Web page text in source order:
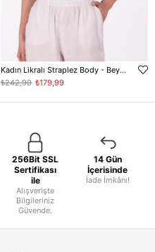
Kadın Likralı Straplez Body - Beyaz
₺179,99
₺242,99
256Bit SSL
Sertifikası
ile
Alışverişte
Bilgileriniz
Güvende.
14 Gün
İçerisinde
İade İmkânı!